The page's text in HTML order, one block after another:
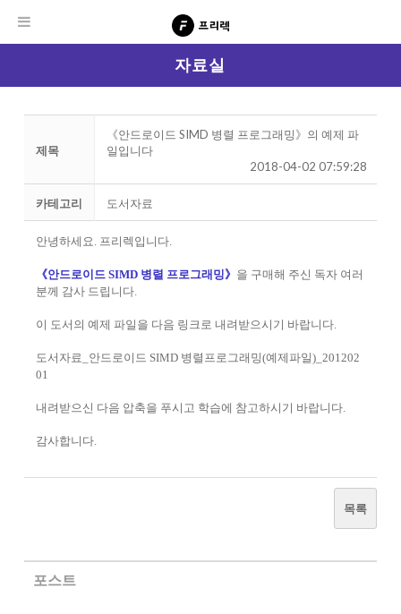
자료실
제목
《안드로이드 SIMD 병렬 프로그래밍》의 예제 파
일입니다
2018-04-02 07:59:28
카테고리 도서자료
안녕하세요. 프리렉입니다.
《안드로이드 SIMD 병렬 프로그래밍》 을 구매해 주신 독자 여러
분께 감사 드립니다.
이 도서의 예제 파일을 다음 링크로 내려받으시기 바랍니다.
도서자료_안드로이드 SIMD 병렬프로그래밍(예제파일)_201202
01
내려받으신 다음 압축을 푸시고 학습에 참고하시기 바랍니다.
감사합니다.
목록
포스트